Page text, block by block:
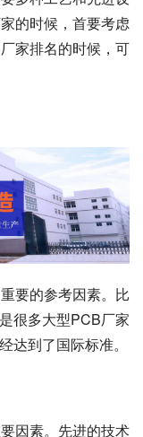
的时候，首要考虑
家排名的时候，可
要的参考因素。比
很多大型PCB厂家
达到了国际标准。
因素。先进的技术